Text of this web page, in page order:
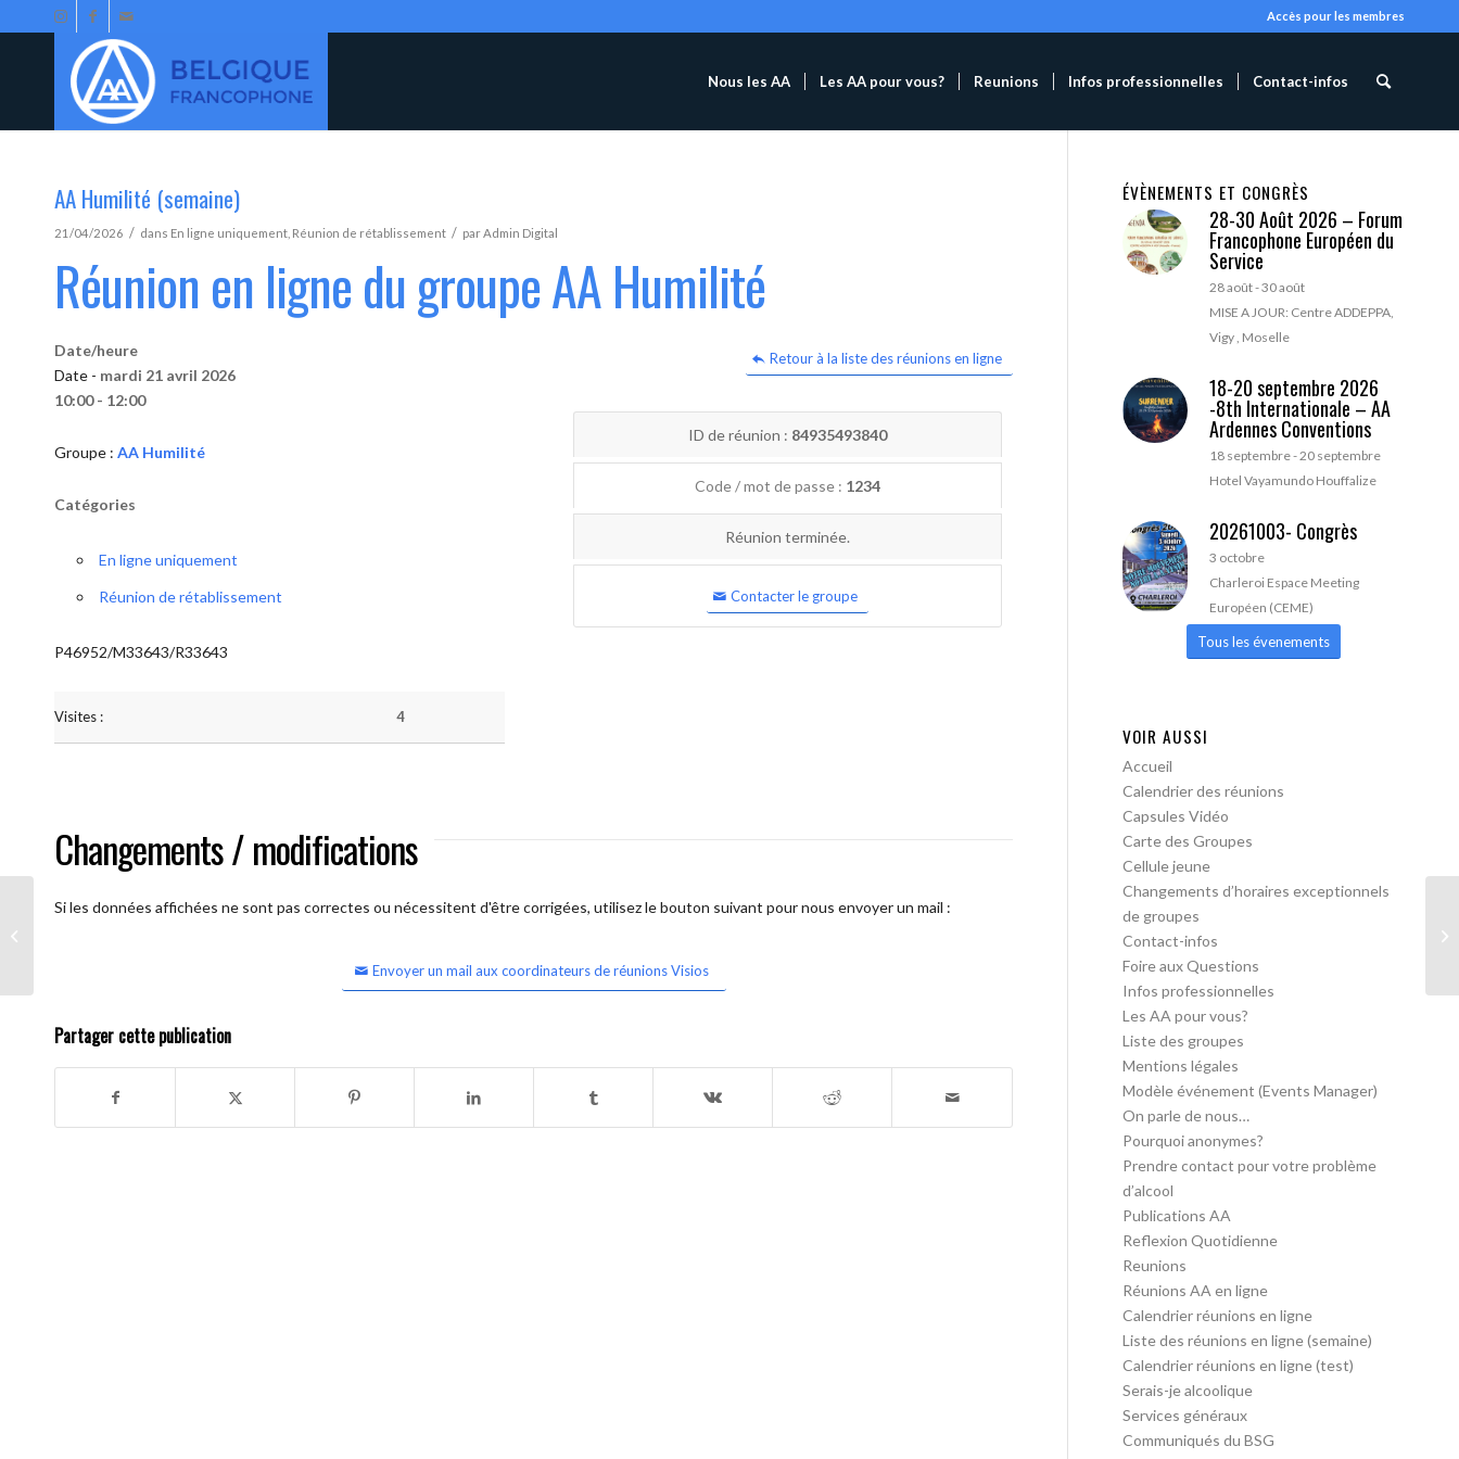
Accès pour les membres
Nous les AA Les AA pour vous? Reunions Infos professionnelles Contact-infos
AA Humilité (semaine)
21/04/2026 / dans En ligne uniquement Réunion de rétablissement / parAdmin Digital
Réunion en ligne du groupe AA Humilité
Retour à la liste des réunions en ligne
Date/heure
Date - mardi 21 avril 2026
10:00 - 12:00
Groupe : AA Humilité
Catégories
En ligne uniquement
Réunion de rétablissement
P46952/M33643/R33643
Visites : 4
ID de réunion : 84935493840
Code / mot de passe : 1234
Réunion terminée.
Contacter le groupe
Changements / modifications
Si les données affichées ne sont pas correctes ou nécessitent d'être corrigées, utilisez le bouton suivant pour nous envoyer un mail :
Envoyer un mail aux coordinateurs de réunions Visios
Partager cette publication
ÉVÈNEMENTS ET CONGRÈS
28-30 Août 2026 – Forum
Francophone Européen du
Service
28 août-30 août
MISE A JOUR: Centre ADDEPPA,
Vigy , Moselle
18-20 septembre 2026
-8th Internationale – AA
Ardennes Conventions
18 septembre-20 septembre
Hotel Vayamundo Houffalize
20261003- Congrès
3 octobre
Charleroi Espace Meeting
Européen (CEME)
Tous les évenements
VOIR AUSSI
Accueil
Calendrier des réunions
Capsules Vidéo
Carte des Groupes
Cellule jeune
Changements d’horaires exceptionnels
de groupes
Contact-infos
Foire aux Questions
Infos professionnelles
Les AA pour vous?
Liste des groupes
Mentions légales
Modèle événement (Events Manager)
On parle de nous…
Pourquoi anonymes?
Prendre contact pour votre problème
d’alcool
Publications AA
Reflexion Quotidienne
Reunions
Réunions AA en ligne
Calendrier réunions en ligne
Liste des réunions en ligne (semaine)
Calendrier réunions en ligne (test)
Serais-je alcoolique
Services généraux
Communiqués du BSG